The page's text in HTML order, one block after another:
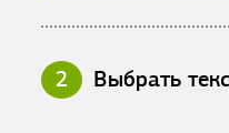
2 Выбрать